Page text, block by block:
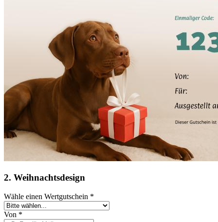
2. Weihnachtsdesign
Wähle einen Wertgutschein *
Von *